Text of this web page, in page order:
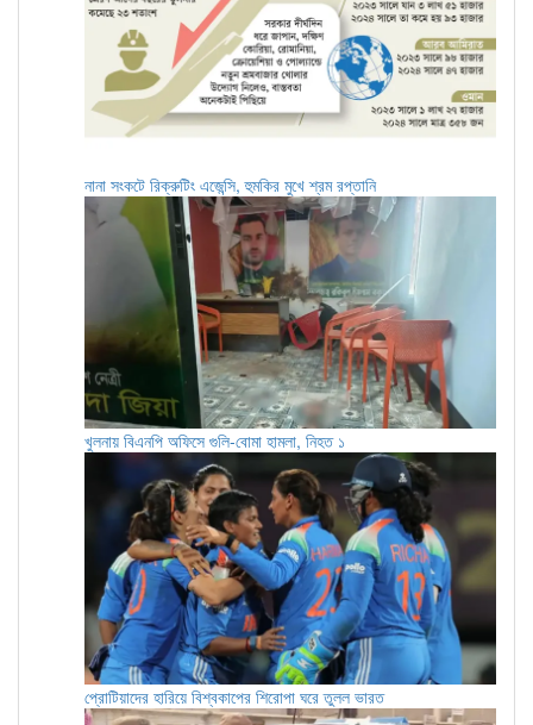
নানা সংকটে রিক্রুটিং এজেন্সি, হুমকির মুখে শ্রম রপ্তানি
খুলনায় বিএনপি অফিসে গুলি-বোমা হামলা, নিহত ১
প্রোটিয়াদের হারিয়ে বিশ্বকাপের শিরোপা ঘরে তুলল ভারত